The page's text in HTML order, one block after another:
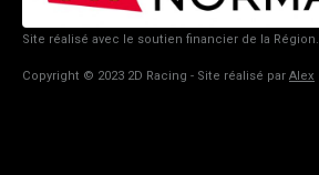
Site réalisé avec le soutien financier de la Région.
Copyright © 2023 2D Racing - Site réalisé par Alex